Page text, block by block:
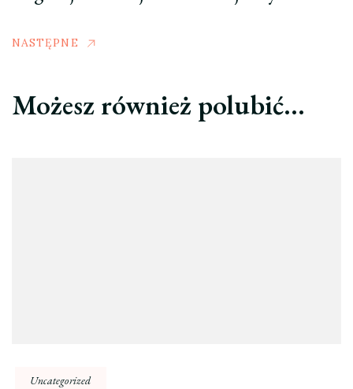
NASTĘPNE
Możesz również polubić…
Uncategorized